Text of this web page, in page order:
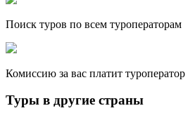
Поиск туров по всем туроператорам
Комиссию за вас платит туроператор
Туры в другие страны